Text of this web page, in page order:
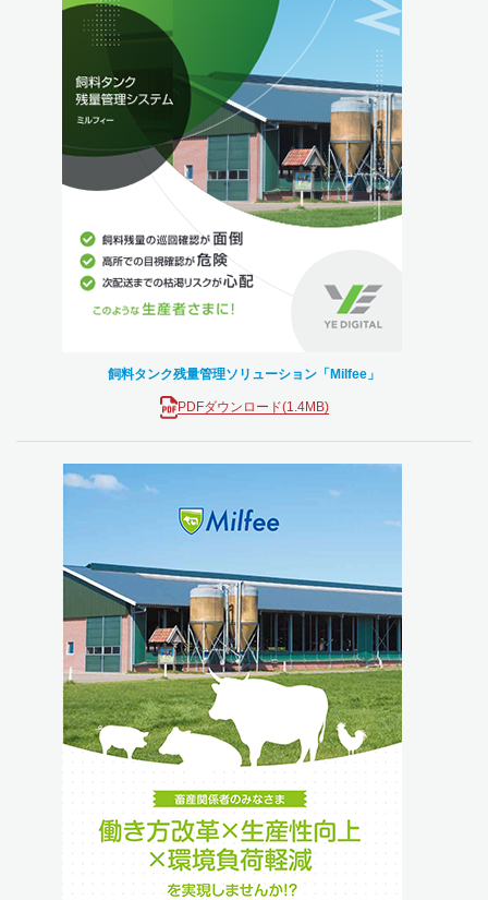
飼料タンク残量管理ソリューション「Milfee」
PDFダウンロード(1.4MB)